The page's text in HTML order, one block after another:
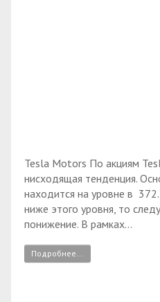
Tesla Motors По акциям
нисходящая тенденция.
находится на уровне в
ниже этого уровня, то
понижение. В рамках...
Подробнее...